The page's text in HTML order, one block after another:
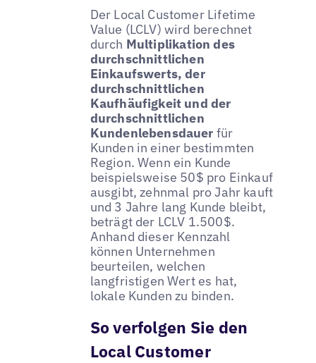
Der Local Customer Lifetime
Value (LCLV) wird berechnet
durch Multiplikation des
durchschnittlichen
Einkaufswerts, der
durchschnittlichen
Kaufhäufigkeit und der
durchschnittlichen
Kundenlebensdauer für
Kunden in einer bestimmten
Region. Wenn ein Kunde
beispielsweise 50$ pro Einkauf
ausgibt, zehnmal pro Jahr kauft
und 3 Jahre lang Kunde bleibt,
beträgt der LCLV 1.500$.
Anhand dieser Kennzahl
können Unternehmen
beurteilen, welchen
langfristigen Wert es hat,
lokale Kunden zu binden.
So verfolgen Sie den
Local Customer